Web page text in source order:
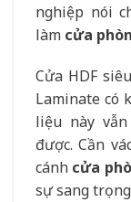
nghiệp nói
làm cửa
Cửa HDF
Laminate có
liệu này
được. Cần
cánh cửa
sự sang